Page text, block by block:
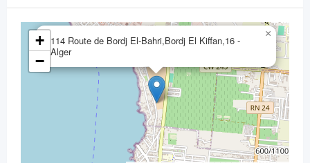
114 Route de Bordj El-Bahri,Bordj El Kiffan,16 -
Alger
×
+
−